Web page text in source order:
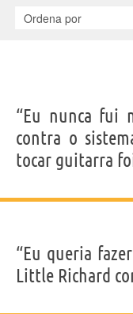
“Eu nunca fui
contra o
tocar guitarra
“Eu queria
Little Richard